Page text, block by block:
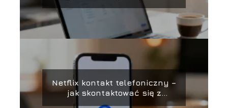
Netflix kontakt telefoniczny –
jak skontaktować się z
obsługą?